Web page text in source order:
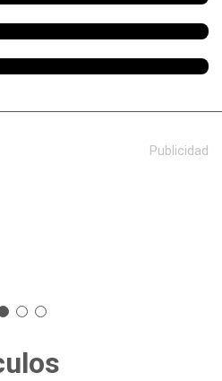
Publicidad